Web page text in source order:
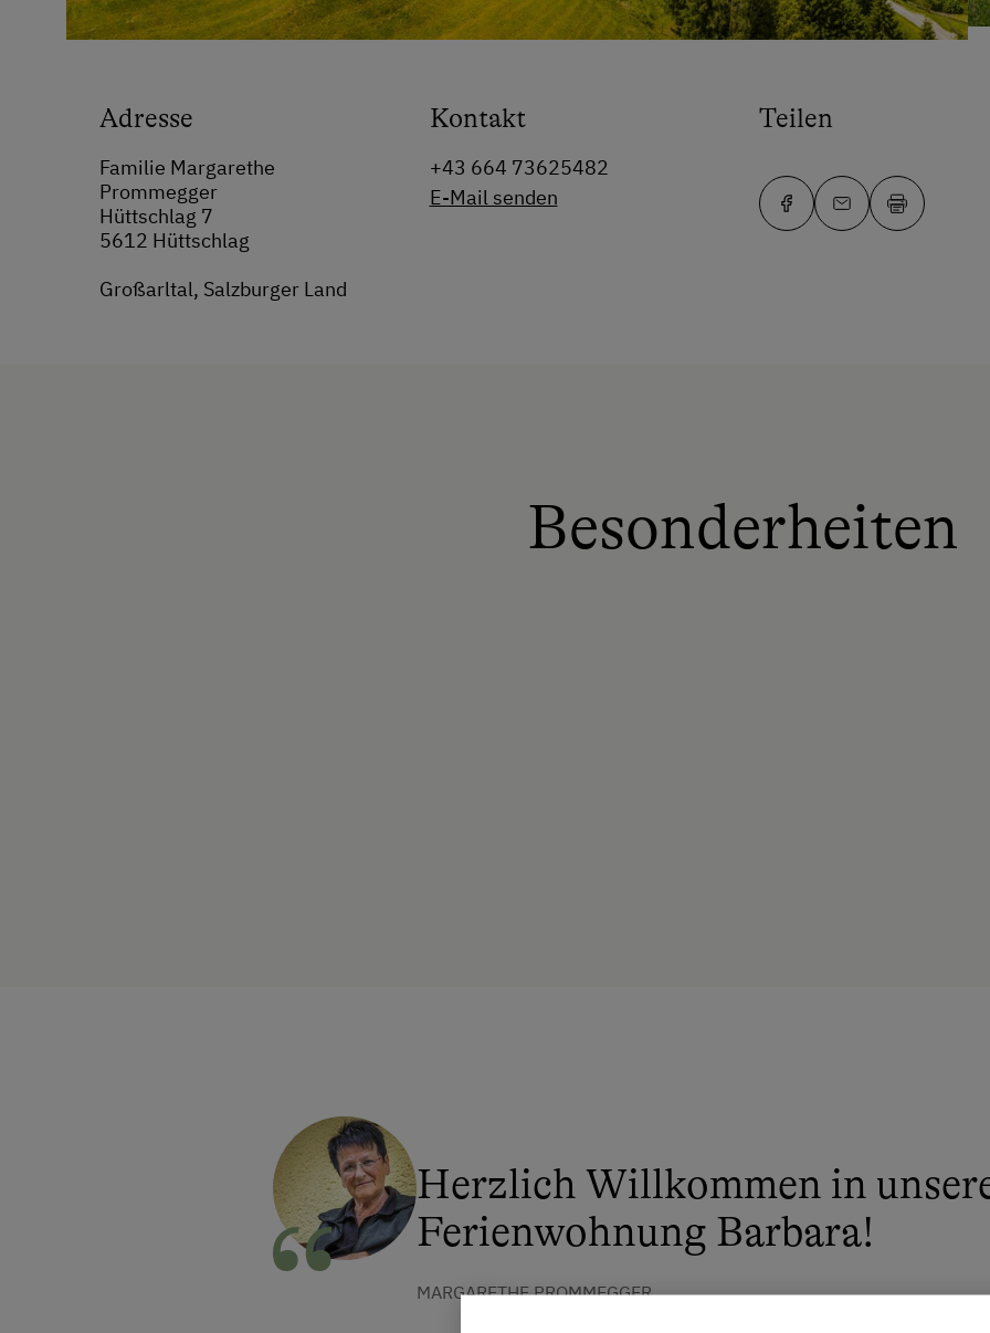
Adresse
Familie Margarethe
Prommegger
Hüttschlag 7
5612 Hüttschlag
Großarltal, Salzburger Land
Kontakt
+43 664 73625482
E-Mail senden
Teilen
Besonderheiten
Herzlich Willkommen in
Ferienwohnung Barbara!
MARGARETHE PROMMEGGER